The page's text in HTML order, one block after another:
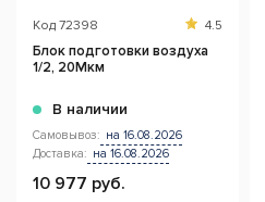
Код 72398 4.5
Блок подготовки воздуха
1/2, 20Мкм
В наличии
Самовывоз: на 16.08.2026
Доставка: на 16.08.2026
10 977 руб.